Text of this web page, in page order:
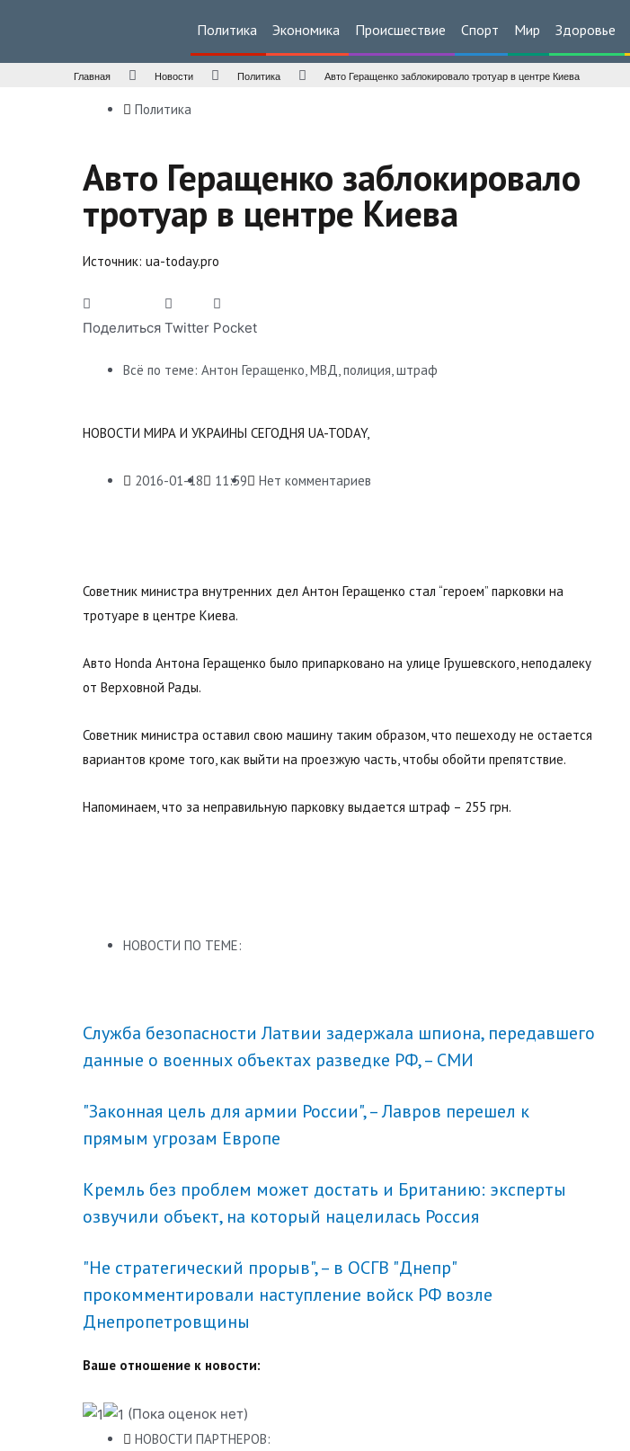
Политика Экономика Происшествие Спорт Мир Здоровье
Главная Новости Политика Авто Геращенко заблокировало тротуар в центре Киева
Политика
Авто Геращенко заблокировало
тротуар в центре Киева
Источник: ua-today.pro
Поделиться Twitter Pocket
Всё по теме: Антон Геращенко,МВД,полиция,штраф
НОВОСТИ МИРА И УКРАИНЫ СЕГОДНЯ UA-TODAY,
2016-01-18 11:59 Нет комментариев
Советник министра внутренних дел Антон Геращенко стал “героем” парковки на
тротуаре в центре Киева.
Авто Honda Антона Геращенко было припарковано на улице Грушевского, неподалеку
от Верховной Рады.
Советник министра оставил свою машину таким образом, что пешеходу не остается
вариантов кроме того, как выйти на проезжую часть, чтобы обойти препятствие.
Напоминаем, что за неправильную парковку выдается штраф – 255 грн.
НОВОСТИ ПО ТЕМЕ:
Служба безопасности Латвии задержала шпиона, передавшего
данные о военных объектах разведке РФ, – СМИ
"Законная цель для армии России", – Лавров перешел к
прямым угрозам Европе
​Кремль без проблем может достать и Британию: эксперты
озвучили объект, на который нацелилась Россия
"Не стратегический прорыв", – в ОСГВ "Днепр"
прокомментировали наступление войск РФ возле
Днепропетровщины
Ваше отношение к новости:
(Пока оценок нет)
НОВОСТИ ПАРТНЕРОВ: